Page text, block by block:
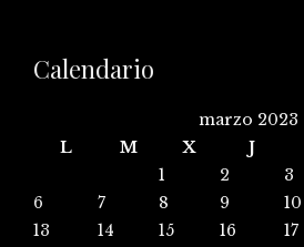
Calendario
marzo 2023
L
M X J
1
2 3
6
7 8 9 10
13
14 15 16 17